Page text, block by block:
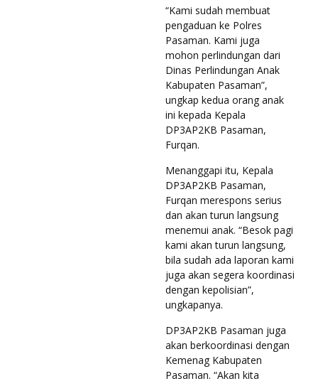
“Kami sudah membuat
pengaduan ke Polres
Pasaman. Kami juga
mohon perlindungan dari
Dinas Perlindungan Anak
Kabupaten Pasaman”,
ungkap kedua orang anak
ini kepada Kepala
DP3AP2KB Pasaman,
Furqan.
Menanggapi itu, Kepala
DP3AP2KB Pasaman,
Furqan merespons serius
dan akan turun langsung
menemui anak. “Besok pagi
kami akan turun langsung,
bila sudah ada laporan kami
juga akan segera koordinasi
dengan kepolisian”,
ungkapanya.
DP3AP2KB Pasaman juga
akan berkoordinasi dengan
Kemenag Kabupaten
Pasaman. “Akan kita